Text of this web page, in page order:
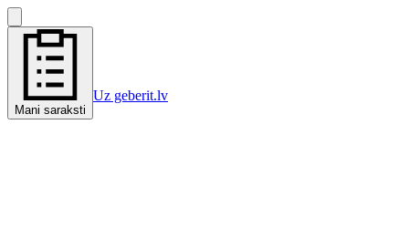
Mani saraksti
Uz geberit.lv